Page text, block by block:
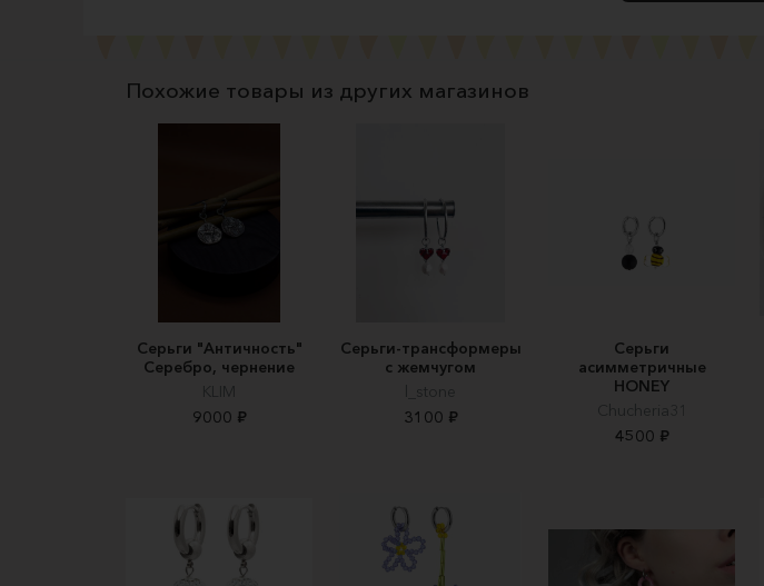
Похожие товары из других магазинов
Серьги "Античность"
Серебро, чернение
KLIM
9000 ₽
Серьги-трансформеры
с жемчугом
l_stone
3100 ₽
Серьги
асимметричные
HONEY
Chucheria31
4500 ₽